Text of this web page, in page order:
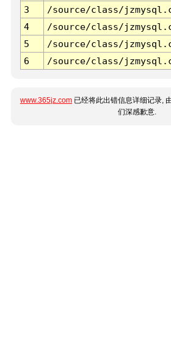
3 /source/class/
4
/source/class/
5
/source/class/
6
/source/class/
www.365jz.com 已经将此出错信息详细记录,
们深感歉意.